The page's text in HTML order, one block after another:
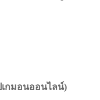
เกมอนออนไลน์)